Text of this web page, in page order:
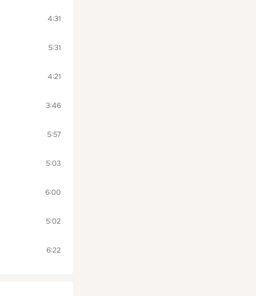
4:31
5:31
4:21
3:46
5:57
5:03
6:00
5:02
6:22